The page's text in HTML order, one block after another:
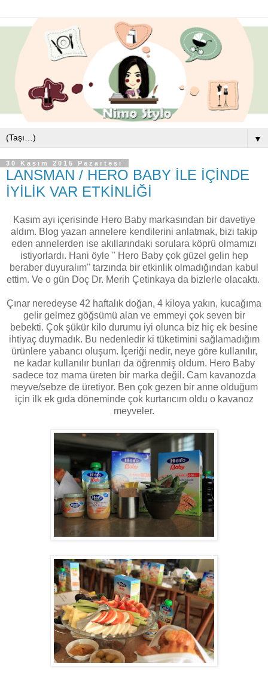
▼
30 Kasım 2015 Pazartesi
LANSMAN / HERO BABY İLE İÇİNDE
İYİLİK VAR ETKİNLİĞİ
Kasım ayı içerisinde Hero Baby markasından bir davetiye
aldım. Blog yazan annelere kendilerini anlatmak, bizi takip
eden annelerden ise akıllarındaki sorulara köprü olmamızı
istiyorlardı. Hani öyle '' Hero Baby çok güzel gelin hep
beraber duyuralım'' tarzında bir etkinlik olmadığından kabul
ettim. Ve o gün Doç Dr. Merih Çetinkaya da bizlerle olacaktı.
Çınar neredeyse 42 haftalık doğan, 4 kiloya yakın, kucağıma
gelir gelmez göğsümü alan ve emmeyi çok seven bir
bebekti. Çok şükür kilo durumu iyi olunca biz hiç ek besine
ihtiyaç duymadık. Bu nedenledir ki tüketimini sağlamadığım
ürünlere yabancı oluşum. İçeriği nedir, neye göre kullanılır,
ne kadar kullanılır bunları da öğrenmiş oldum. Hero Baby
sadece toz mama üreten bir marka değil. Cam kavanozda
meyve/sebze de üretiyor. Ben çok gezen bir anne olduğum
için ilk ek gıda döneminde çok kurtarıcım oldu o kavanoz
meyveler.